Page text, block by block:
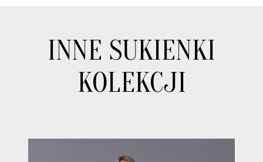
INNE SUKIENKI
KOLEKCJI